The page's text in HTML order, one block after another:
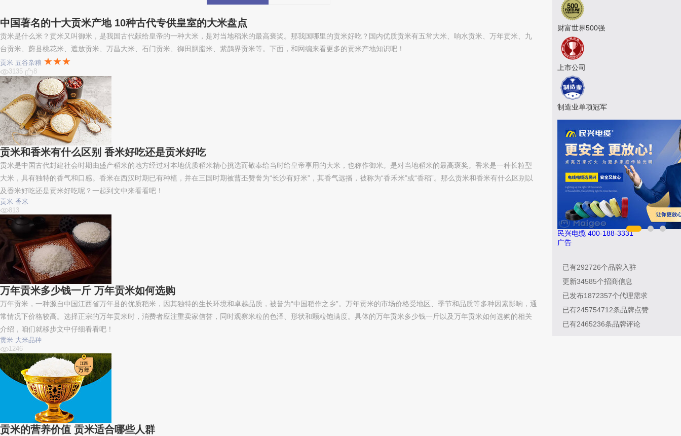
中国著名的十大贡米产地 10种古代专供皇室的大米盘点
贡米是什么米？贡米又叫御米，是我国古代献给皇帝的一种大米，是对当地稻米的最高褒奖。那我国哪里的贡米好吃？国内优质贡米有五常大米、响水贡米、万年贡米、九
台贡米、蔚县桃花米、遮放贡米、万昌大米、石门贡米、御田胭脂米、紫鹊界贡米等。下面，和网编来看更多的贡米产地知识吧！
贡米 五谷杂粮 ★★★
3135 8
贡米和香米有什么区别 香米好吃还是贡米好吃
贡米是中国古代封建社会时期由盛产稻米的地方经过对本地优质稻米精心挑选而敬奉给当时给皇帝享用的大米，也称作御米。是对当地稻米的最高褒奖。‌香米是一种长粒型
大米，具有独特的香气和口感。‌香米在西汉时期已有种植，并在三国时期被曹丕赞誉为“长沙有好米”，其香气远播，被称为“香禾米”或“香稻”。那么贡米和香米有什么区别以
及香米好吃还是贡米好吃呢？一起到文中来看看吧！
贡米 香米
813
万年贡米多少钱一斤 万年贡米如何选购
万年贡米，一种源自中国江西省万年县的优质稻米，因其独特的生长环境和卓越品质，被誉为“中国稻作之乡”。万年贡米的市场价格受地区、季节和品质等多种因素影响，通
常情况下价格较高。选择正宗的万年贡米时，消费者应注重卖家信誉，同时观察米粒的色泽、形状和颗粒饱满度。具体的万年贡米多少钱一斤以及万年贡米如何选购的相关
介绍，咱们就移步文中仔细看看吧！
贡米 大米品种
1246
贡米的营养价值 贡米适合哪些人群
财富世界500强
上市公司
制造业单项冠军
民兴电缆 400-188-3331
广告
已有292726个品牌入驻
更新34585个招商信息
已发布1872357个代理需求
已有245754712条品牌点赞
已有2465236条品牌评论